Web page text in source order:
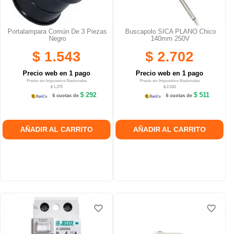
Portalampara Común De 3 Piezas
Negro
$ 1.543
Precio web en 1 pago
Precio sin Impuestos Nacionales
$ 1.275
6 cuotas de$ 292
AÑADIR AL CARRITO
Buscapolo SICA PLANO Chico
140mm 250V
$ 2.702
Precio web en 1 pago
Precio sin Impuestos Nacionales
$ 2.233
6 cuotas de $ 511
AÑADIR AL CARRITO
favorite_border favorite_border